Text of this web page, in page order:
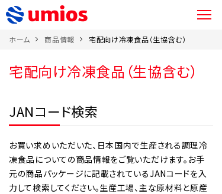
ホーム 商品情報 宅配向け冷凍食品（生協含む）
宅配向け冷凍食品（生協含む）
JANコード検索
お買い求めいただいた、日本国内で生産される調理冷
凍食品についての商品情報をご覧いただけます。お手
元の商品パッケージに記載されているJANコードを入
力して検索してください。生産工場、主な原材料と原産